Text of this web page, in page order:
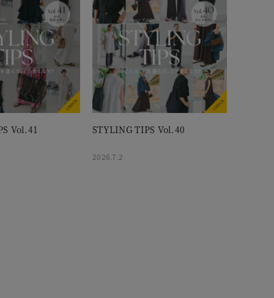
Vol.41 STYLING TIPS Vol.40
2026.7.2